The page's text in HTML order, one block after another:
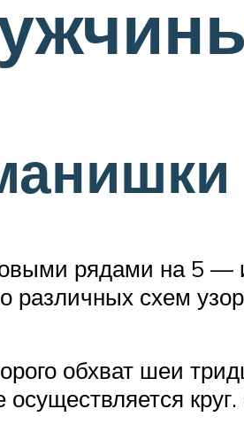
рядами на 5 —
различных схем
обхват шеи